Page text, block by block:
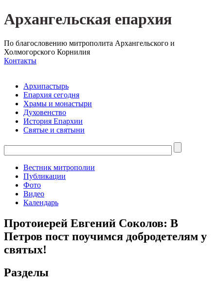
Архангельская епархия
По благословению митрополита Архангельского и
Холмогорского Корнилия
Контакты
Архипастырь
Епархия сегодня
Храмы и монастыри
Духовенство
История Епархии
Святые и святыни
Вестник митрополии
Публикации
Фото
Видео
Календарь
Протоиерей Евгений Соколов: В
Петров пост поучимся добродетелям у
святых!
Разделы